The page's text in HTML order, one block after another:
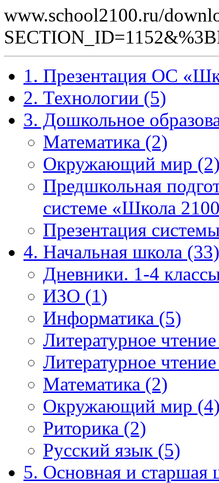
www.school2100.ru/
1. Презентация ОС
2. Технологии (5)
3. Дошкольное
Математика (2)
Окружающий мир
Предшкольная
системе «Школа
Презентация
4. Начальная школа (33)
Дневники. 1-4
ИЗО (1)
Информатика (5)
Литературное
Литературное
Математика (2)
Окружающий мир
Риторика (2)
Русский язык (5)
5. Основная и старшая